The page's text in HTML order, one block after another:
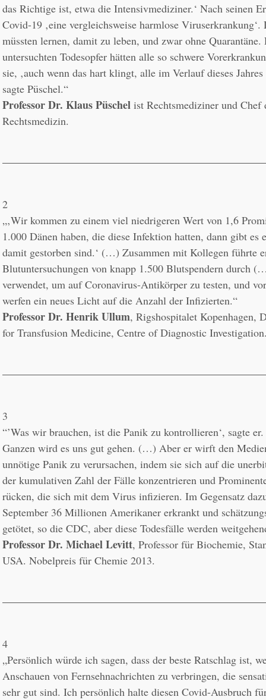
das Richtige ist, etwa die Intensivmediziner.‘ Nach seinen
Covid-19 ‚eine vergleichsweise harmlose Viruserkrankung‘.
müssten lernen, damit zu leben, und zwar ohne
untersuchten Todesopfer hätten alle so schwere
sie, ‚auch wenn das hart klingt, alle im Verlauf dieses Jahres
Professor Dr. Klaus Püschel ist Rechtsmediziner und Chef
Rechtsmedizin.
2
„‚Wir kommen zu einem viel niedrigeren Wert von 1,6
1.000 Dänen haben, die diese Infektion hatten, dann gibt es
damit gestorben sind.‘ (…) Zusammen mit Kollegen führte
Blutuntersuchungen von knapp 1.500 Blutspendern durch
verwendet, um auf Coronavirus-Antikörper zu testen, und
Professor Dr. Henrik Ullum, Rigshospitalet Kopenhagen,
for Transfusion Medicine, Centre of Diagnostic
3
“’Was wir brauchen, ist die Panik zu kontrollieren‘, sagte
Ganzen wird es uns gut gehen. (…) Aber er wirft den
unnötige Panik zu verursachen, indem sie sich auf die
der kumulativen Zahl der Fälle konzentrieren und
rücken, die sich mit dem Virus infizieren. Im Gegensatz
September 36 Millionen Amerikaner erkrankt und
Professor Dr. Michael Levitt, Professor für Biochemie,
USA. Nobelpreis für Chemie 2013.
4
„Persönlich würde ich sagen, dass der beste Ratschlag ist,
Anschauen von Fernsehnachrichten zu verbringen, die
sehr gut sind. Ich persönlich halte diesen Covid-Ausbruch